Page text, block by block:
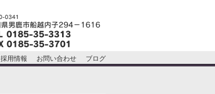
採用情報 お問い合わせ ブログ